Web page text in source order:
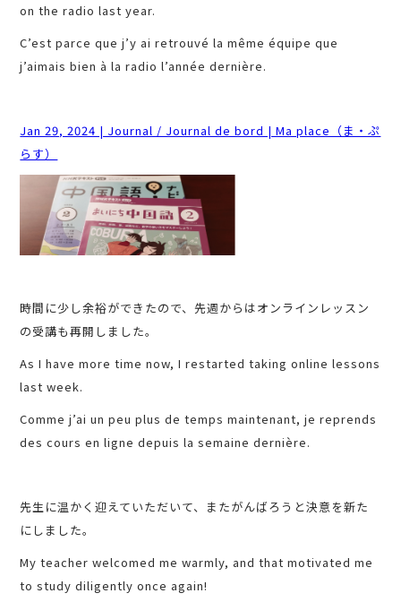
on the radio last year.
C’est parce que j’y ai retrouvé la même équipe que
j’aimais bien à la radio l’année dernière.
Jan 29, 2024 | Journal / Journal de bord | Ma place（ま・ぷ
らす）
時間に少し余裕ができたので、先週からはオンラインレッスン
の受講も再開しました。
As I have more time now, I restarted taking online lessons
last week.
Comme j’ai un peu plus de temps maintenant, je reprends
des cours en ligne depuis la semaine dernière.
先生に温かく迎えていただいて、またがんばろうと決意を新た
にしました。
My teacher welcomed me warmly, and that motivated me
to study diligently once again!